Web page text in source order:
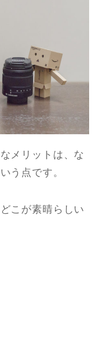
メリットは、な
う点です。
こが素晴らしい